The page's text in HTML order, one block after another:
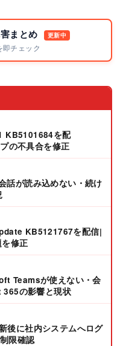
まとめ 更新中
即チェック
KB5101684を配
の不具合を修正
話が読み込めない・続け
KB5121767を配信|
修正
Teamsが使えない・会
の影響と現状
後に社内システムへログ
限確認